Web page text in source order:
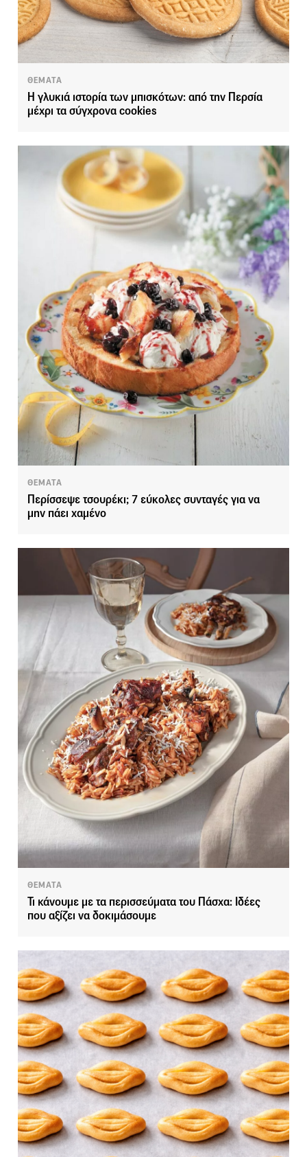
ΘΕΜΑΤΑ
Η γλυκιά ιστορία των μπισκότων: από την Περσία
μέχρι τα σύγχρονα cookies
ΘΕΜΑΤΑ
Περίσσεψε τσουρέκι; 7 εύκολες συνταγές για να
μην πάει χαμένο
ΘΕΜΑΤΑ
Τι κάνουμε με τα περισσεύματα του Πάσχα: Ιδέες
που αξίζει να δοκιμάσουμε